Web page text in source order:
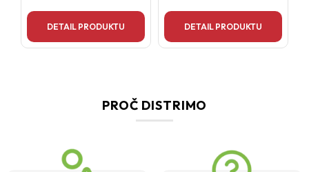
DETAIL PRODUKTU DETAIL PRODUKTU
PROČ DISTRIMO